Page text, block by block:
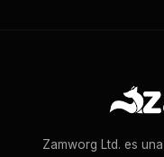
Zamworg Ltd. es